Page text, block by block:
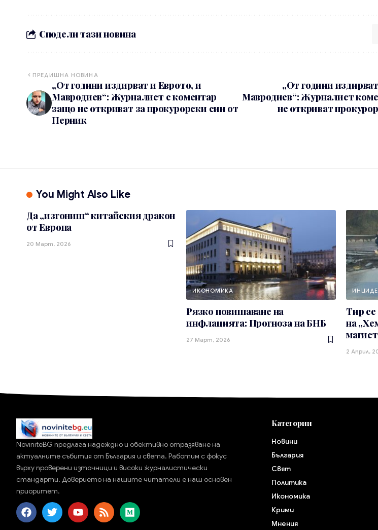
Сподели тази новина
ПРЕДИШНА НОВИНА
„От години издирват и Еврото, и
Мавродиев“: Журналист с коментар
защо не откриват за прокурорски син от
Перник
„От години
Мавродиев“: Журналист
не откриват
You Might Also Like
Да „изгониш“ китайския дракон
от Европа
20 Март, 2026
ИКОНОМИКА
Рязко повишаване на
инфлацията: Прогноза на БНБ
27 Март, 2026
Тир
на
2 Април,
NoviniteBG предлага надеждно и обективно отразяване на
актуалните събития от България и света. Работим с фокус
върху проверени източници и високи журналистически
стандарти. Доверието на нашите читатели е наш основен
приоритет.
Категории
Новини
България
Свят
Политика
Икономика
Крими
Мнения